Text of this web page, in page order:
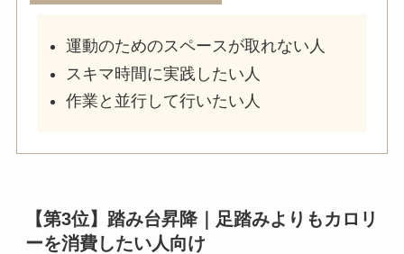
運動のためのスペースが取れない人
スキマ時間に実践したい人
作業と並行して行いたい人
【第3位】踏み台昇降｜足踏みよりもカロリ
ーを消費したい人向け